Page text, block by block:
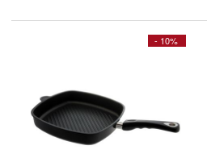
- 10%